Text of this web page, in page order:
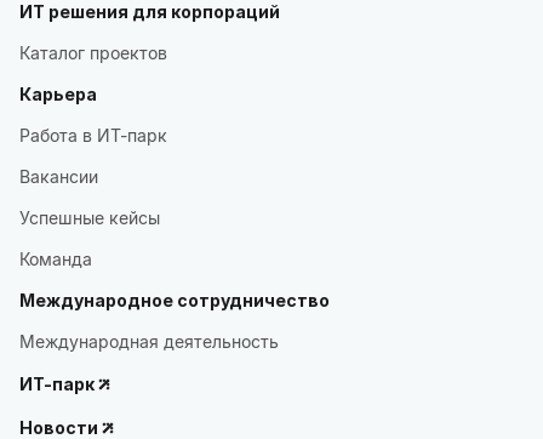
ИТ решения для корпораций
Каталог проектов
Карьера
Работа в ИТ-парк
Вакансии
Успешные кейсы
Команда
Международное сотрудничество
Международная деятельность
ИТ-парк
Новости